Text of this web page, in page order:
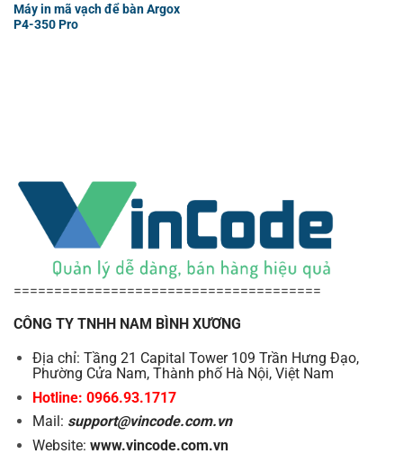
Máy in mã vạch để bàn Argox
P4-350 Pro
======================================
CÔNG TY TNHH NAM BÌNH XƯƠNG
Địa chỉ: Tầng 21 Capital Tower 109 Trần Hưng Đạo,
Phường Cửa Nam, Thành phố Hà Nội, Việt Nam
Hotline: 0966.93.1717
Mail: support@vincode.com.vn
Website: www.vincode.com.vn